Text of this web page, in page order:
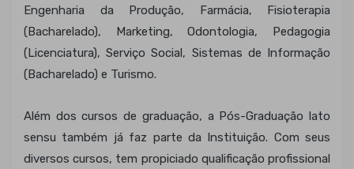
Engenharia da Produção, Farmácia, Fisioterapia
(Bacharelado), Marketing, Odontologia, Pedagogia
(Licenciatura), Serviço Social, Sistemas de Informação
(Bacharelado) e Turismo.
Além dos cursos de graduação, a Pós-Graduação lato
sensu também já faz parte da Instituição. Com seus
diversos cursos, tem propiciado qualificação profissional